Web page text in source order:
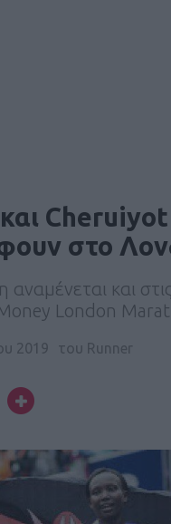
Cheruiyot
στο
και
London
2019 του Runner
Email